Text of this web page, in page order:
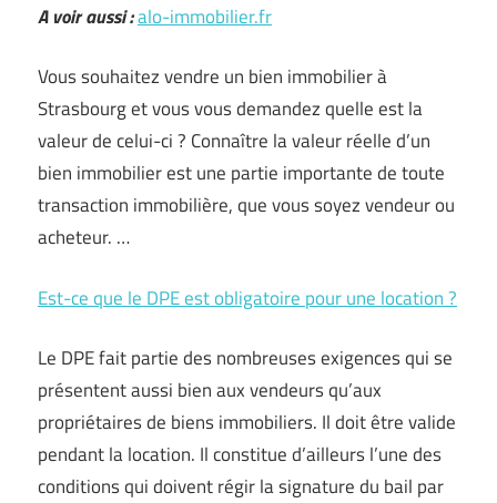
A voir aussi :alo-immobilier.fr
Vous souhaitez vendre un bien immobilier à
Strasbourg et vous vous demandez quelle est la
valeur de celui-ci ? Connaître la valeur réelle d’un
bien immobilier est une partie importante de toute
transaction immobilière, que vous soyez vendeur ou
acheteur. …
Est-ce que le DPE est obligatoire pour une location ?
Le DPE fait partie des nombreuses exigences qui se
présentent aussi bien aux vendeurs qu’aux
propriétaires de biens immobiliers. Il doit être valide
pendant la location. Il constitue d’ailleurs l’une des
conditions qui doivent régir la signature du bail par